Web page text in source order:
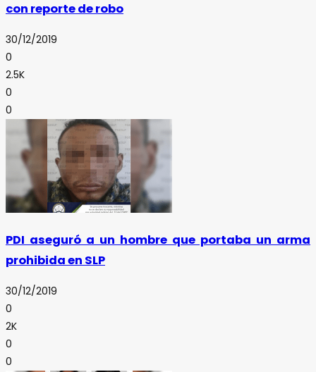
con reporte de robo
30/12/2019
0
2.5K
0
0
PDI aseguró a un hombre que portaba un arma
prohibida en SLP
30/12/2019
0
2K
0
0